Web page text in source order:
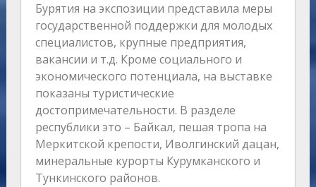
Бурятия на экспозиции представила меры
государственной поддержки для молодых
специалистов, крупные предприятия,
вакансии и т.д. Кроме социального и
экономического потенциала, на выставке
показаны туристические
достопримечательности. В разделе
республики это – Байкал, пешая тропа на
Меркитской крепости, Иволгинский дацан,
минеральные курорты Курумканского и
Тункинского районов.